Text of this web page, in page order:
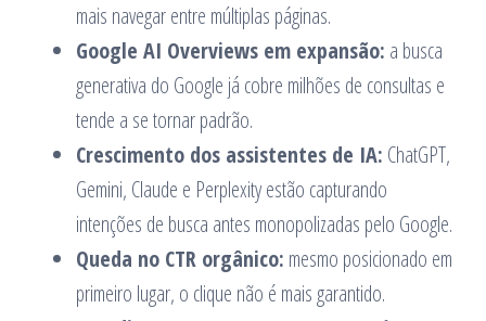
mais navegar entre múltiplas páginas.
Google AI Overviews em expansão: a busca
generativa do Google já cobre milhões de consultas e
tende a se tornar padrão.
Crescimento dos assistentes de IA: ChatGPT,
Gemini, Claude e Perplexity estão capturando
intenções de busca antes monopolizadas pelo Google.
Queda no CTR orgânico: mesmo posicionado em
primeiro lugar, o clique não é mais garantido.